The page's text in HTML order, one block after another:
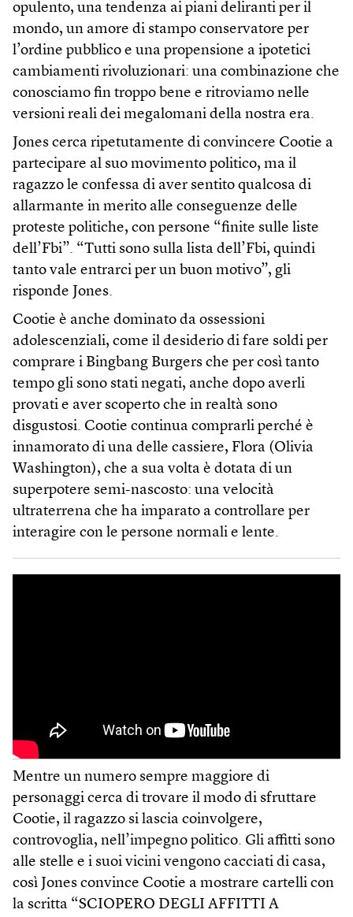
opulento, una tendenza ai piani deliranti per il
mondo, un amore di stampo conservatore per
l’ordine pubblico e una propensione a ipotetici
cambiamenti rivoluzionari: una combinazione che
conosciamo fin troppo bene e ritroviamo nelle
versioni reali dei megalomani della nostra era.
Jones cerca ripetutamente di convincere Cootie a
partecipare al suo movimento politico, ma il
ragazzo le confessa di aver sentito qualcosa di
allarmante in merito alle conseguenze delle
proteste politiche, con persone “finite sulle liste
dell’Fbi”. “Tutti sono sulla lista dell’Fbi, quindi
tanto vale entrarci per un buon motivo”, gli
risponde Jones.
Cootie è anche dominato da ossessioni
adolescenziali, come il desiderio di fare soldi per
comprare i Bingbang Burgers che per così tanto
tempo gli sono stati negati, anche dopo averli
provati e aver scoperto che in realtà sono
disgustosi. Cootie continua comprarli perché è
innamorato di una delle cassiere, Flora (Olivia
Washington), che a sua volta è dotata di un
superpotere semi-nascosto: una velocità
ultraterrena che ha imparato a controllare per
interagire con le persone normali e lente.
Mentre un numero sempre maggiore di
personaggi cerca di trovare il modo di sfruttare
Cootie, il ragazzo si lascia coinvolgere,
controvoglia, nell’impegno politico. Gli affitti sono
alle stelle e i suoi vicini vengono cacciati di casa,
così Jones convince Cootie a mostrare cartelli con
la scritta “SCIOPERO DEGLI AFFITTI A